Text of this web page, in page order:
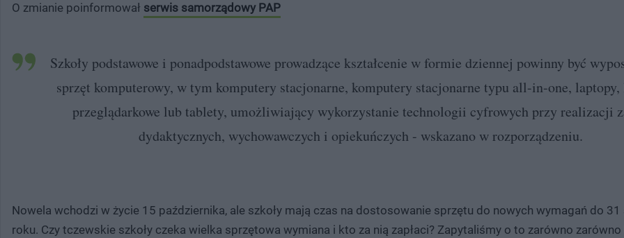
O zmianie poinformował serwis samorządowy PAP
Szkoły podstawowe i ponadpodstawowe prowadzące kształcenie w formie dziennej powinny być
sprzęt komputerowy, w tym komputery stacjonarne, komputery stacjonarne typu all-in-one, laptopy,
przeglądarkowe lub tablety, umożliwiający wykorzystanie technologii cyfrowych przy realizacji
dydaktycznych, wychowawczych i opiekuńczych - wskazano w rozporządzeniu.
Nowela wchodzi w życie 15 października, ale szkoły mają czas na dostosowanie sprzętu do nowych wymagań do
roku. Czy tczewskie szkoły czeka wielka sprzętowa wymiana i kto za nią zapłaci? Zapytaliśmy o to zarówno